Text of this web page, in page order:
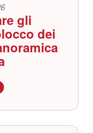
gli
dei